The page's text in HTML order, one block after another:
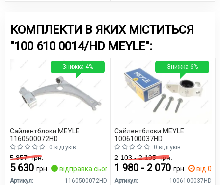
КОМПЛЕКТИ В ЯКИХ МІСТИТЬСЯ
"100 610 0014/HD MEYLE":
Сайлентблоки MEYLE
1160500072HD
0 відгуків
5 857грн.
5 630 грн. відправка сьогодні
Артикул:
1160500072HD
Знижка 4%
Сайлентблоки MEYLE
1006100037HD
0 відгуків
2 103 - 2 195грн.
1 980 - 2 070 грн. від 0
Артикул:
1006100037HD
Знижка 6%